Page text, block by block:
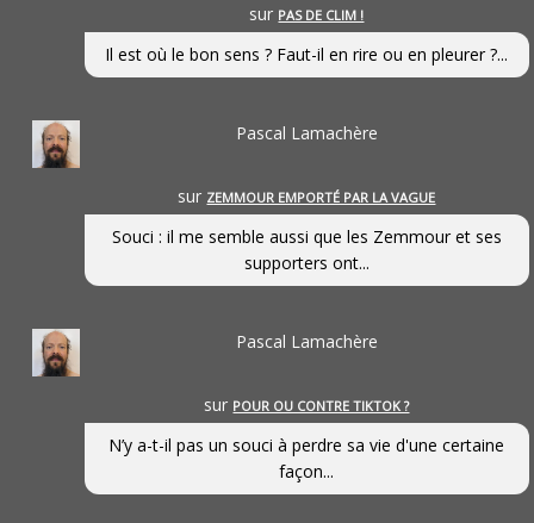
sur PAS DE CLIM !
Il est où le bon sens ? Faut-il en rire ou en pleurer ?...
Pascal Lamachère
sur ZEMMOUR EMPORTÉ PAR LA VAGUE
Souci : il me semble aussi que les Zemmour et ses
supporters ont...
Pascal Lamachère
sur POUR OU CONTRE TIKTOK ?
N’y a-t-il pas un souci à perdre sa vie d'une certaine
façon...